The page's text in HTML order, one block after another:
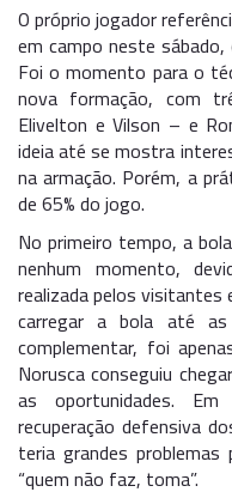
O próprio jogador
em campo neste
Foi o momento para o
nova formação, com
Elivelton e Vilson – e
ideia até se mostra
na armação. Porém, a
de 65% do jogo.
No primeiro tempo, a
nenhum momento,
realizada pelos visitantes
carregar a bola até
complementar, foi
Norusca conseguiu
as oportunidades.
recuperação defensiva
teria grandes
“quem não faz, toma”.